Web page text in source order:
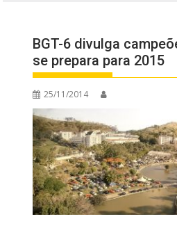
BGT-6 divulga
se prepara para 2015
25/11/2014